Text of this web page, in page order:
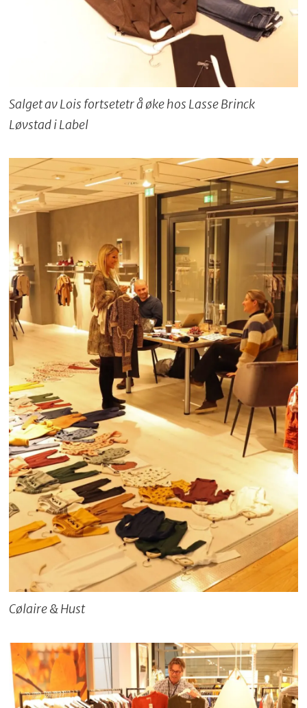
Salget av Lois fortsetetr å øke hos Lasse Brinck
Løvstad i Label
Cølaire & Hust